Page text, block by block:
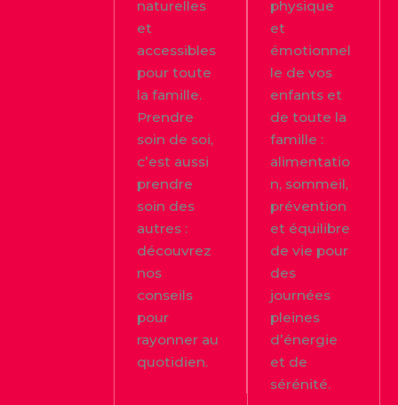
naturelles
et
accessibles
pour toute
la famille.
Prendre
soin de soi,
c’est aussi
prendre
soin des
autres :
découvrez
nos
conseils
pour
rayonner au
quotidien.
physique
et
émotionnel
le de vos
enfants et
de toute la
famille :
alimentatio
n, sommeil,
prévention
et équilibre
de vie pour
des
journées
pleines
d’énergie
et de
sérénité.